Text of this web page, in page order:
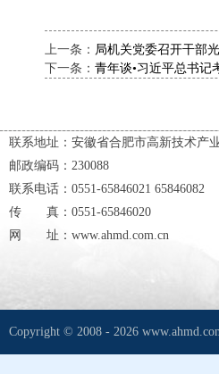
上一条： 局机关党委召开干部
下一条： 青年谈•习近平总书记
联系地址：安徽省合肥市高新技术产
邮政编码：230088
联系电话：0551-65846021 65846082
传 真：0551-65846020
网 址：www.ahmd.com.cn
Copyright © 2008 - 2026